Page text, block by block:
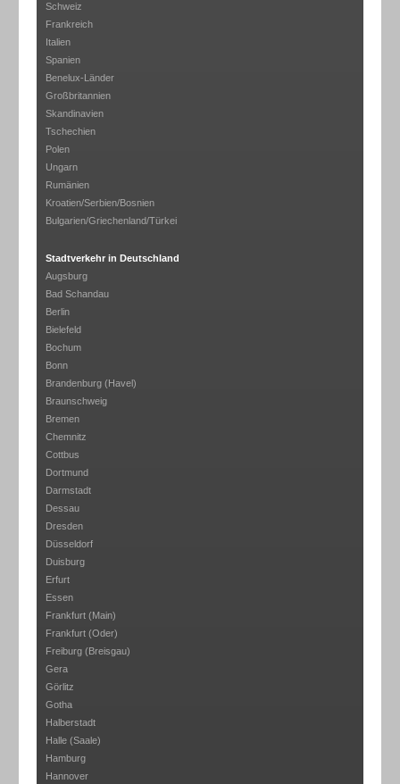
Schweiz
Frankreich
Italien
Spanien
Benelux-Länder
Großbritannien
Skandinavien
Tschechien
Polen
Ungarn
Rumänien
Kroatien/Serbien/Bosnien
Bulgarien/Griechenland/Türkei
Stadtverkehr in Deutschland
Augsburg
Bad Schandau
Berlin
Bielefeld
Bochum
Bonn
Brandenburg (Havel)
Braunschweig
Bremen
Chemnitz
Cottbus
Dortmund
Darmstadt
Dessau
Dresden
Düsseldorf
Duisburg
Erfurt
Essen
Frankfurt (Main)
Frankfurt (Oder)
Freiburg (Breisgau)
Gera
Görlitz
Gotha
Halberstadt
Halle (Saale)
Hamburg
Hannover